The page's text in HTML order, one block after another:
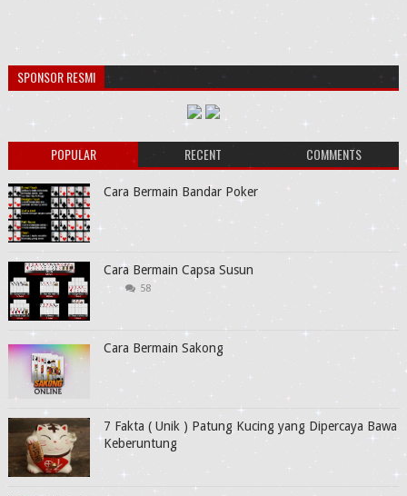
SPONSOR RESMI
POPULAR RECENT COMMENTS
Cara Bermain Bandar Poker
Cara Bermain Capsa Susun
58
Cara Bermain Sakong
7 Fakta ( Unik ) Patung Kucing yang Dipercaya Bawa
Keberuntung